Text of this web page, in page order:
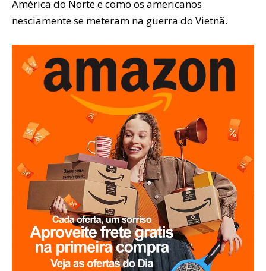
América do Norte e como os americanos
nesciamente se meteram na guerra do Vietnã.